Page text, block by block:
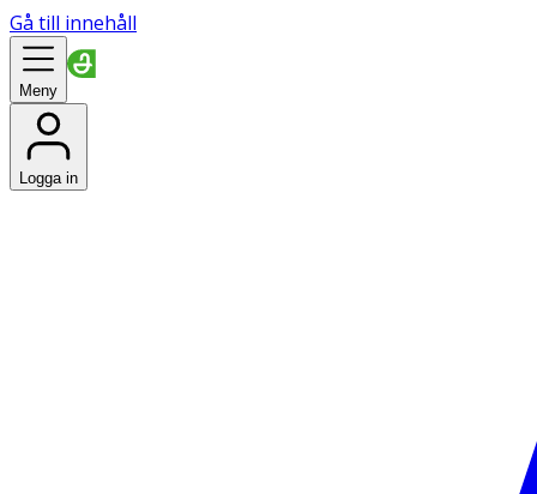
Gå till innehåll
Meny
Logga in